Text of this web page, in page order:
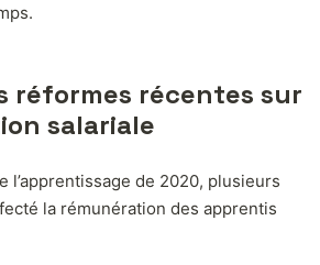
réformes récentes sur
salariale
l’apprentissage de 2020, plusieurs
la rémunération des apprentis